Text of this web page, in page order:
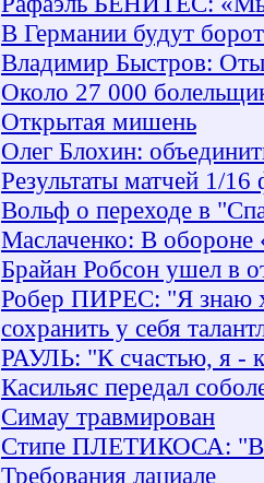
В Германии будут
Владимир Быстров:
Около 27 000
Открытая мишень
Олег Блохин:
Результаты матчей 1/
Вольф о переходе в
Маслаченко: В обороне
Брайан Робсон ушел в
Робер ПИРЕС: "Я знаю
сохранить у себя
РАУЛЬ: "К счастью, я -
Касильяс передал
Симау травмирован
Стипе ПЛЕТИКОСА: "В
Требования лациале